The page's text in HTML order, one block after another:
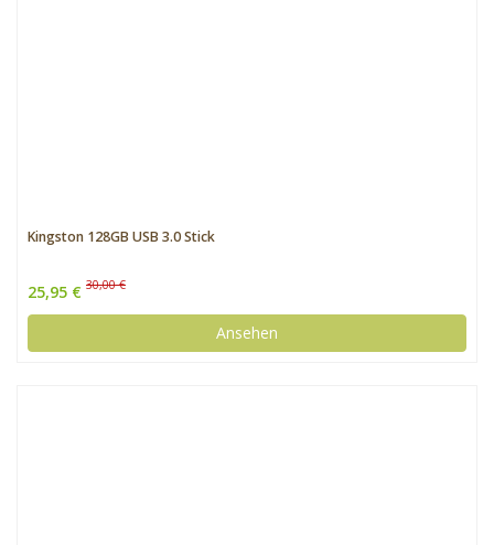
Kingston 128GB USB 3.0 Stick
25,95 € 30,00 €
Ansehen